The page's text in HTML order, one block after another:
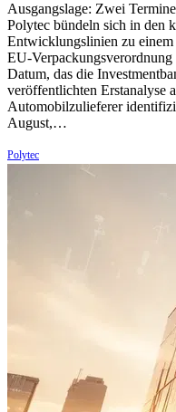
Ausgangslage: Zwei
Polytec bündeln sich in den
Entwicklungslinien zu
EU-
Datum, das die
veröffentlichten Erstanalyse
Automobilzulieferer
August,…
Polytec